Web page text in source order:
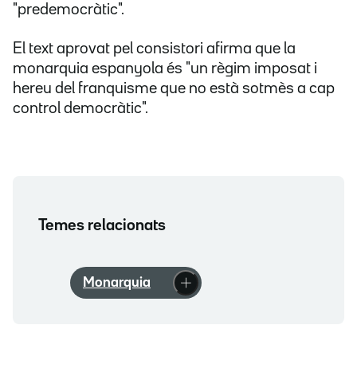
"predemocràtic".
El text aprovat pel consistori afirma que la
monarquia espanyola és "un règim imposat i
hereu del franquisme que no està sotmès a cap
control democràtic".
Temes relacionats
Monarquia